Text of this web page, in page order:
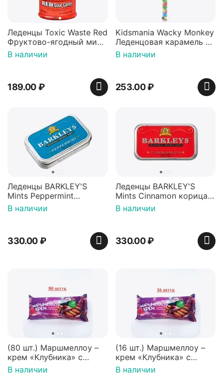
Леденцы Toxic Waste Red
Фруктово-ягодный микс
Красная банка 42 г,
Пакистан
В наличии
189.00₽
Kidsmania Wacky Monkey
Леденцовая карамель с
игрушкой Ваки Манки
12г, Китай
В наличии
253.00₽
Леденцы BARKLEY'S
Mints Peppermint
перечная мята 50г,
Нидерланды
В наличии
330.00₽
Леденцы BARKLEY'S
Mints Cinnamon корица
50г, Нидерланды
В наличии
330.00₽
(80 шт.) Маршмеллоу –
крем «Клубника» с
палочками (ТМ
«Зефирный Лео»)
В наличии
(16 шт.) Маршмеллоу –
крем «Клубника» с
палочками (ТМ
«Зефирный Лео»)
В наличии